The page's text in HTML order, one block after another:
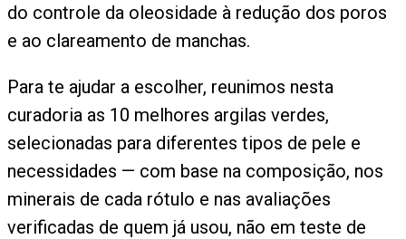
do controle da oleosidade à redução dos poros
e ao clareamento de manchas.
Para te ajudar a escolher, reunimos nesta
curadoria as 10 melhores argilas verdes,
selecionadas para diferentes tipos de pele e
necessidades — com base na composição, nos
minerais de cada rótulo e nas avaliações
verificadas de quem já usou, não em teste de